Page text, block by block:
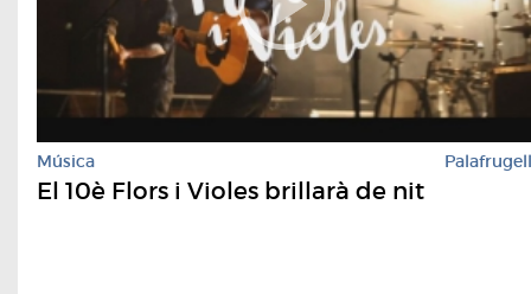
Música Palafrugell
El 10è Flors i Violes brillarà de nit